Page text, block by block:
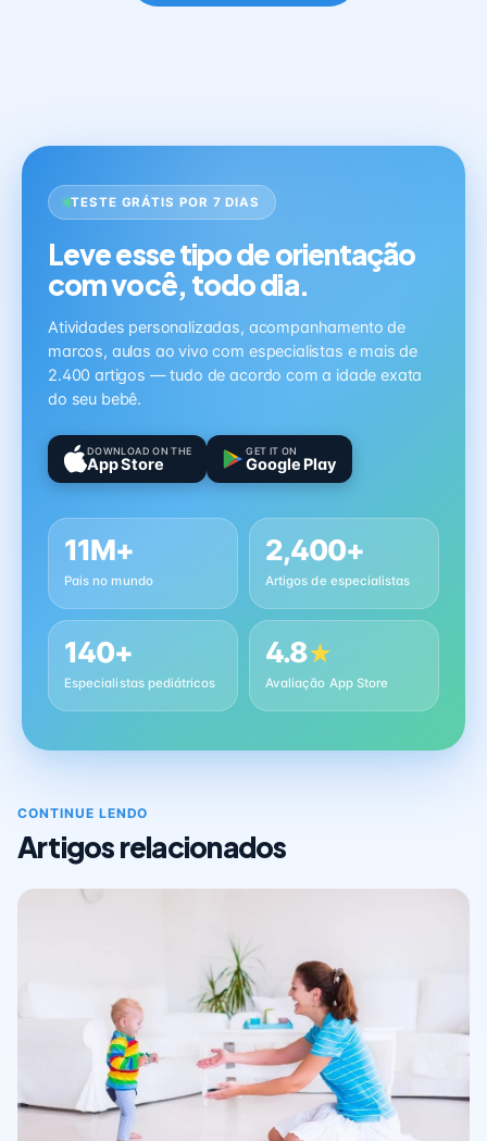
TESTE GRÁTIS POR 7 DIAS
Leve esse tipo de orientação
com você, todo dia.
Atividades personalizadas, acompanhamento de
marcos, aulas ao vivo com especialistas e mais de
2.400 artigos — tudo de acordo com a idade exata
do seu bebê.
DOWNLOAD ON THE
App Store
GET IT ON
Google Play
11M+
Pais no mundo
2,400+
Artigos de especialistas
140+
Especialistas pediátricos
4.8★
Avaliação App Store
CONTINUE LENDO
Artigos relacionados